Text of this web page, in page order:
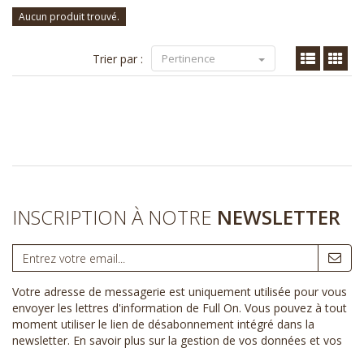
Aucun produit trouvé.
Trier par : Pertinence
INSCRIPTION À NOTRE NEWSLETTER
Votre adresse de messagerie est uniquement utilisée pour vous
envoyer les lettres d'information de Full On. Vous pouvez à tout
moment utiliser le lien de désabonnement intégré dans la
newsletter. En savoir plus sur la gestion de vos données et vos